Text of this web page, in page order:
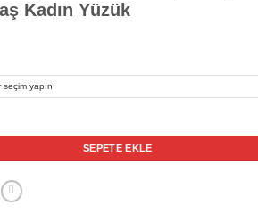
Kadın Yüzük
SEPETE EKLE